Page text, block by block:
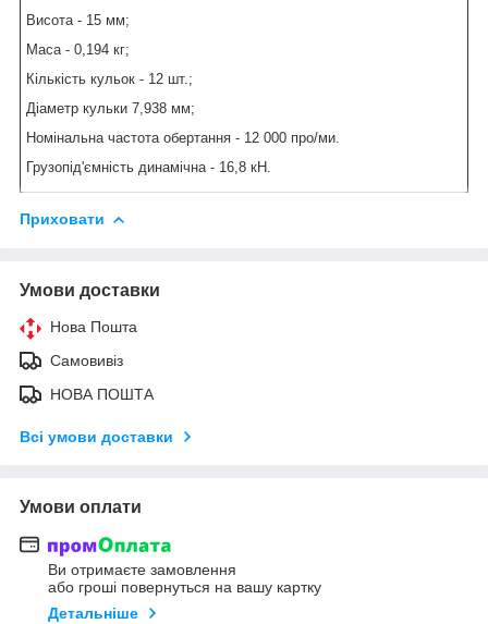
Висота - 15 мм;
Маса - 0,194 кг;
Кількість кульок - 12 шт.;
Діаметр кульки 7,938 мм;
Номінальна частота обертання - 12 000 про/ми.
Грузопід'ємність динамічна - 16,8 кН.
Приховати
Умови доставки
Нова Пошта
Самовивіз
НОВА ПОШТА
Всі умови доставки
Умови оплати
Ви отримаєте замовлення
або гроші повернуться на вашу картку
Детальніше